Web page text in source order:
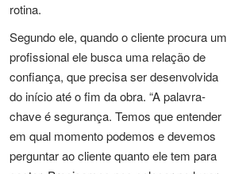
rotina.
Segundo ele, quando o cliente procura um
profissional ele busca uma relação de
confiança, que precisa ser desenvolvida
do início até o fim da obra. “A palavra-
chave é segurança. Temos que entender
em qual momento podemos e devemos
perguntar ao cliente quanto ele tem para